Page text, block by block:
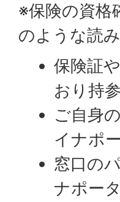
※保険の資格
のような読
保険証
おり持参
ご自身
イナポ
窓口の
ナポー